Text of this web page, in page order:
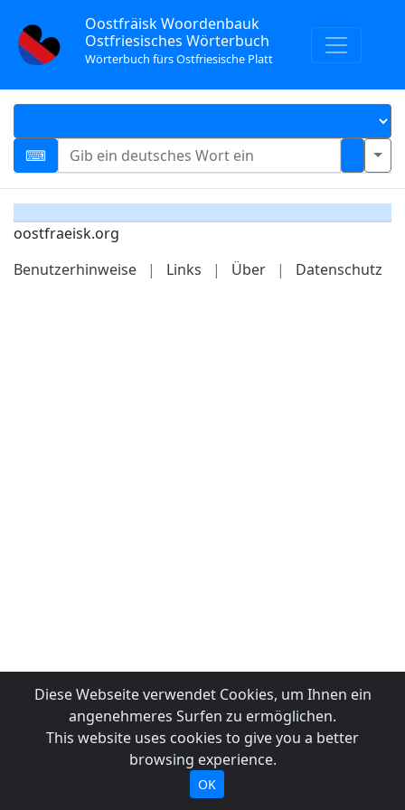
Oostfräisk Woordenbauk
Ostfriesisches Wörterbuch
Wörterbuch fürs Ostfriesische Platt
oostfraeisk.org
Benutzerhinweise
| Links | Über | Datenschutz
Diese Webseite verwendet Cookies, um Ihnen ein
angenehmeres Surfen zu ermöglichen.
This website uses cookies to give you a better
browsing experience.
OK